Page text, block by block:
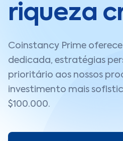
riqueza
Coinstancy Prime
dedicada, estratégias
prioritário aos nossos
investimento mais
$100.000.